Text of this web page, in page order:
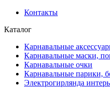
Контакты
Каталог
Карнавальные
Карнавальные маски,
Карнавальные очки
Карнавальные парики,
Электрогирлянда